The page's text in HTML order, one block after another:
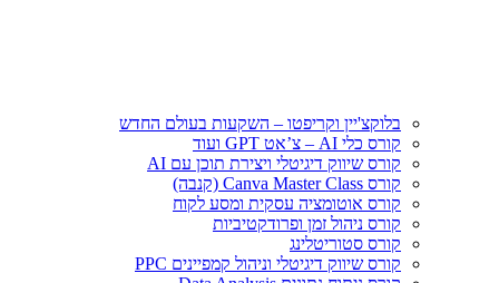
בלוקצ'יין וקריפטו – השקעות בעולם החדש
קורס כלי AI – צ’אט GPT ועוד
קורס שיווק דיגיטלי ויצירת תוכן עם AI
קורס Canva Master Class (קנבה)
קורס אוטומציה עסקית ומסע לקוח
קורס ניהול זמן ופרודקטיביות
קורס סטוריטלינג
קורס שיווק דיגיטלי וניהול קמפיינים PPC